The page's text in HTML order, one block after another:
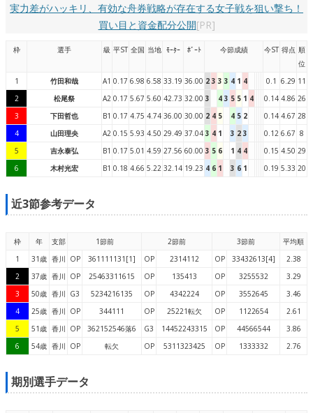
実力差がハッキリ、有効な舟券戦略が存在する女子戦を狙い撃ち！
買い目と資金配分公開[PR]
枠 選手 級 平ST 全国 当地 ﾓｰﾀｰ ﾎﾞｰﾄ 今節成績 今ST 得点 順
位
1
竹田和哉 A1 0.17 6.98 6.58 33.19 36.00 2 3 3 3 4 1 4 0.1 6.29 11
2
松尾祭 A2 0.17 5.67 5.60 42.73 32.00 3 4 3 5 5 1 4 0.14 4.86 26
3
下田哲也 B1 0.17 4.75 4.74 36.00 30.00 2 4 5 4 5 2 0.14 4.67 28
4
山田理央 A2 0.15 5.93 4.50 29.49 37.04 3 4 1 3 2 3 0.12 6.67 8
5
吉永泰弘 B1 0.17 5.01 4.59 27.56 60.00 3 5 6 1 4 4 0.15 4.50 29
6
木村光宏 B1 0.18 4.66 5.22 32.14 19.23 4 6 1 3 6 1 0.19 5.33 20
近3節参考データ
枠 年 支部 1節前 2節前 3節前
平均順
1
31歳 香川 OP 361111131[1] OP 2314112 OP 33432613[4]
2.38
2
37歳 香川 OP 25463311615 OP 135413 OP 3255532
3.29
3
50歳 香川 G3 5234216135 OP 4342224 OP 3552645
3.46
4
25歳 香川 OP 344111 OP 25221転欠 OP 1122654
2.61
5
51歳 香川 OP 362152546落6 G3 14452243315 OP 44566544
3.86
6
54歳 香川 OP 転欠 OP 5311323425 OP 1333332 2.76
期別選手データ